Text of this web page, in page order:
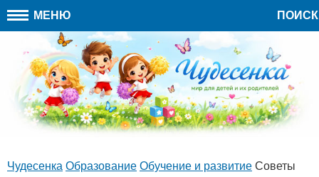
МЕНЮ ПОИСК
Чудесенка Образование Обучение и развитие Советы